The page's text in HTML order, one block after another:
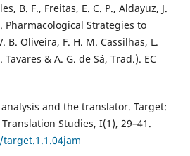
B. F., Freitas, E. C. P., Aldayuz, J.
Pharmacological Strategies to
B. Oliveira, F. H. M. Cassilhas, L.
& A. G. de Sá, Trad.). EC
analysis and the translator. Target:
Studies, I(1), 29–41.